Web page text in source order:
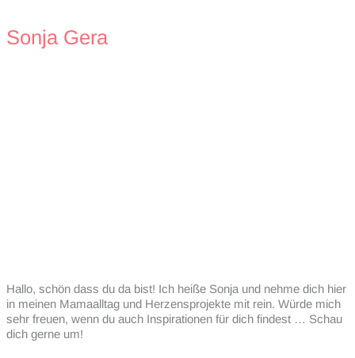
Sonja Gera
Hallo, schön dass du da bist! Ich heiße Sonja und nehme dich hier
in meinen Mamaalltag und Herzensprojekte mit rein. Würde mich
sehr freuen, wenn du auch Inspirationen für dich findest … Schau
dich gerne um!